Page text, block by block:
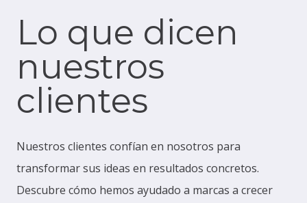
Lo que dicen
nuestros
clientes
Nuestros clientes confían en nosotros para
transformar sus ideas en resultados concretos.
Descubre cómo hemos ayudado a marcas a crecer